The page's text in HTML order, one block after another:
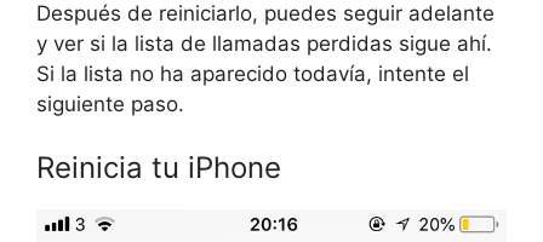
Después de reiniciarlo, puedes seguir adelante
y ver si la lista de llamadas perdidas sigue ahí.
Si la lista no ha aparecido todavía, intente el
siguiente paso.
Reinicia tu iPhone